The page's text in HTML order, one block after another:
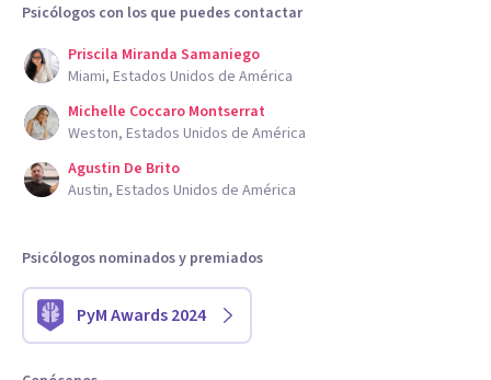
Psicólogos con los que puedes contactar
Priscila Miranda Samaniego
Miami, Estados Unidos de América
Michelle Coccaro Montserrat
Weston, Estados Unidos de América
Agustin De Brito
Austin, Estados Unidos de América
Psicólogos nominados y premiados
PyM Awards 2024